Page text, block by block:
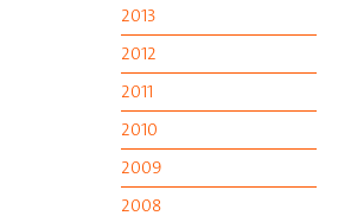
2013
2012
2011
2010
2009
2008